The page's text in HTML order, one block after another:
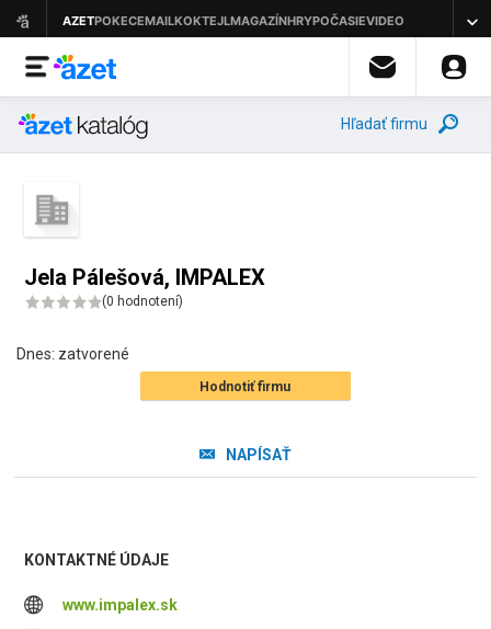
Hľadať firmu
Jela Pálešová, IMPALEX
(0 hodnotení)
Dnes: zatvorené
Hodnotiť firmu
NAPÍSAŤ
KONTAKTNÉ ÚDAJE
www.impalex.sk